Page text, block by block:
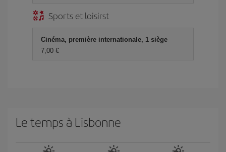
Sports et loisirst
Cinéma, première internationale, 1 siège
7,00 €
Le temps à Lisbonne